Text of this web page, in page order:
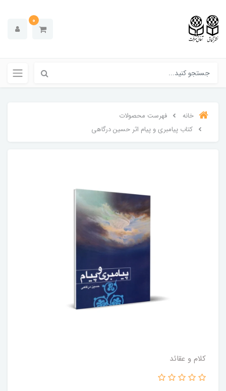
0
خانه
فهرست محصولات
کتاب پیامبری و پیام اثر حسین درگاهی
کلام و عقائد